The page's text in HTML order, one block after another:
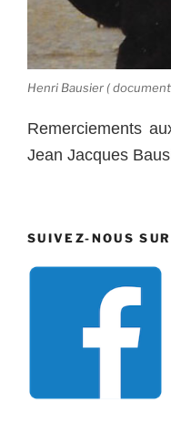
Henri Bausier ( document
Remerciements
Jean Jacques
SUIVEZ-NOUS